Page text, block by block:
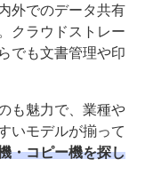
外でのデータ共有
クラウドストレー
でも文書管理や印
も魅力で、業種や
いモデルが揃って
・コピー機を探し